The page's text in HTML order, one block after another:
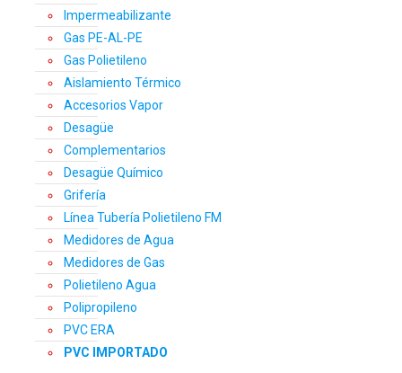
Impermeabilizante
Gas PE-AL-PE
Gas Polietileno
Aislamiento Térmico
Accesorios Vapor
Desagüe
Complementarios
Desagüe Químico
Grifería
Línea Tubería Polietileno FM
Medidores de Agua
Medidores de Gas
Polietileno Agua
Polipropileno
PVC ERA
PVC IMPORTADO